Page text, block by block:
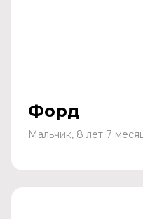
Форд
Мальчик, 8 лет 7